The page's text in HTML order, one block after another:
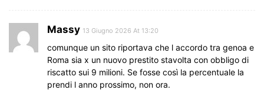
Massy 13 Giugno 2026 At 13:20
comunque un sito riportava che l accordo tra genoa e
Roma sia x un nuovo prestito stavolta con obbligo di
riscatto sui 9 milioni. Se fosse così la percentuale la
prendi l anno prossimo, non ora.